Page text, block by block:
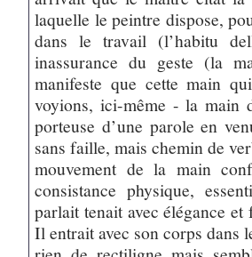
laquelle le peintre dispose,
dans le travail (l’habitu
inassurance du geste (la
manifeste que cette main
voyions, ici-même - la main
porteuse d’une parole en
sans faille, mais chemin de
mouvement de la main
consistance physique,
parlait tenait avec élégance
Il entrait avec son corps dans